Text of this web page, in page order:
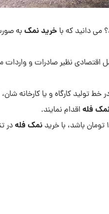
می دانید که با خرید نمک به
اقتصادی نظیر صادرات و واردات
خط تولید کارگاه و یا کارخانه
فله اقدام نمایند.
نمک فلهدر